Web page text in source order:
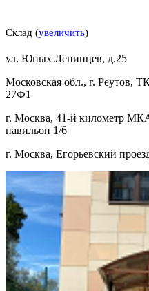
Склад (увеличить)
ул. Юных Ленинцев, д.25
Московская обл., г. Реутов,
27Ф1
г. Москва, 41-й километр
павильон 1/6
г. Москва, Егорьевский